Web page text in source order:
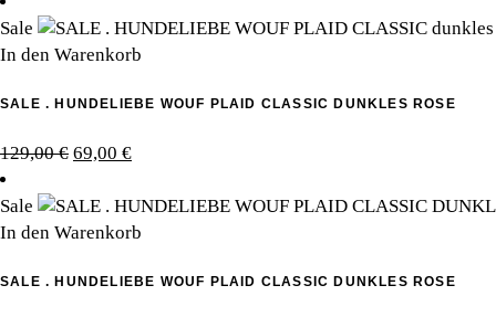
war:
99,00 €
ist:
59,00 €.
Sale
In den Warenkorb
SALE . HUNDELIEBE WOUF PLAID CLASSIC DUNKLES ROSE
129,00€ Ursprünglicher
war:
129,00 €
69,00 €Aktueller
ist:
69,00 €.
Sale
In den Warenkorb
SALE . HUNDELIEBE WOUF PLAID CLASSIC DUNKLES ROSE